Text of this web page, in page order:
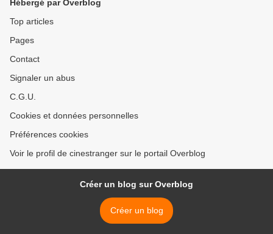
Hébergé par Overblog
Top articles
Pages
Contact
Signaler un abus
C.G.U.
Cookies et données personnelles
Préférences cookies
Voir le profil de cinestranger sur le portail Overblog
Créer un blog sur Overblog
Créer un blog